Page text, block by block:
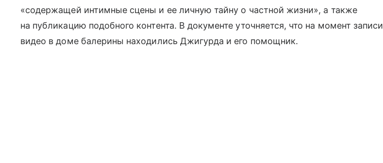
«содержащей интимные сцены и ее личную тайну о частной жизни», а также
на публикацию подобного контента. В документе уточняется, что на момент записи
видео в доме балерины находились Джигурда и его помощник.